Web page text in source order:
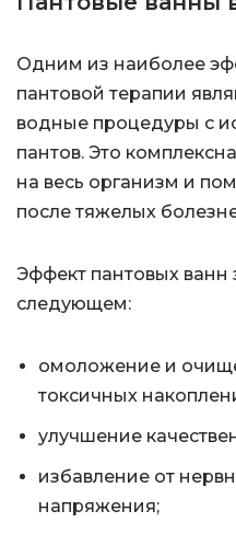
Одним из наиболее
пантовой терапии
водные процедуры с
пантов. Это
на весь организм и
после тяжелых
Эффект пантовых ванн
следующем:
омоложение и
токсичных
улучшение
избавление от
напряжения;